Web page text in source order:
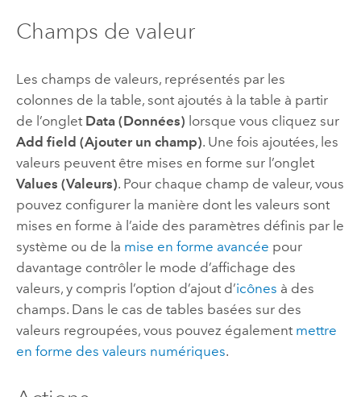
Champs de valeur
Les champs de valeurs, représentés par les
colonnes de la table, sont ajoutés à la table à partir
de l’onglet Data (Données) lorsque vous cliquez sur
Add field (Ajouter un champ). Une fois ajoutées, les
valeurs peuvent être mises en forme sur l’onglet
Values (Valeurs). Pour chaque champ de valeur, vous
pouvez configurer la manière dont les valeurs sont
mises en forme à l’aide des paramètres définis par le
système ou de la mise en forme avancée pour
davantage contrôler le mode d’affichage des
valeurs, y compris l’option d’ajout d’icônes à des
champs. Dans le cas de tables basées sur des
valeurs regroupées, vous pouvez également mettre
en forme des valeurs numériques.